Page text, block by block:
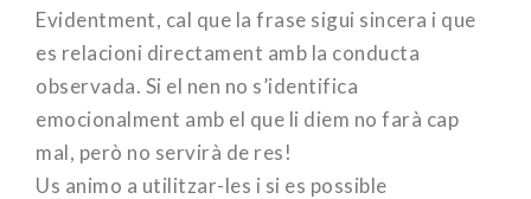
Evidentment, cal que la frase sigui sincera i que
es relacioni directament amb la conducta
observada. Si el nen no s’identifica
emocionalment amb el que li diem no farà cap
mal, però no servirà de res!
Us animo a utilitzar-les i si es possible